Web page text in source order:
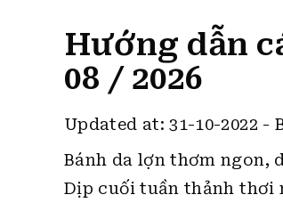
Hướng dẫn
08 / 2026
Updated at: 31-10-2022 -
Bánh da lợn thơm ngon,
Dịp cuối tuần thảnh thơi